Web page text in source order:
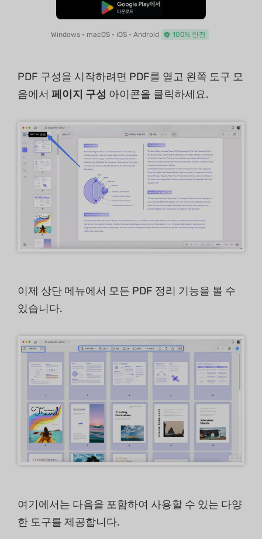
무료로 다운로드
Windows • macOS • iOS • Android 100% 안전
PDF 구성을 시작하려면 PDF를 열고 왼쪽 도구 모
음에서 페이지 구성 아이콘을 클릭하세요.
이제 상단 메뉴에서 모든 PDF 정리 기능을 볼 수
있습니다.
여기에서는 다음을 포함하여 사용할 수 있는 다양
한 도구를 제공합니다.